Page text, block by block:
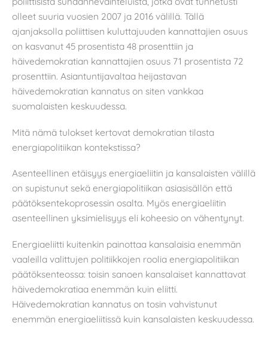
olleet suuria vuosien 2007 ja 2016 välillä. Tällä
ajanjaksolla poliittisen kuluttajuuden kannattajien osuus
on kasvanut 45 prosentista 48 prosenttiin ja
häivedemokratian kannattajien osuus 71 prosentista 72
prosenttiin. Asiantuntijavaltaa heijastavan
häivedemokratian kannatus on siten vankkaa
suomalaisten keskuudessa.
Mitä nämä tulokset kertovat demokratian tilasta
energiapolitiikan kontekstissa?
Asenteellinen etäisyys energiaeliitin ja kansalaisten välillä
on supistunut sekä energiapolitiikan asiasisällön että
päätöksentekoprosessin osalta. Myös energiaeliitin
asenteellinen yksimielisyys eli koheesio on vähentynyt.
Energiaeliitti kuitenkin painottaa kansalaisia enemmän
vaaleilla valittujen politiikkojen roolia energiapolitiikan
päätöksenteossa: toisin sanoen kansalaiset kannattavat
häivedemokratiaa enemmän kuin eliitti.
Häivedemokratian kannatus on tosin vahvistunut
enemmän energiaeliitissä kuin kansalaisten keskuudessa.